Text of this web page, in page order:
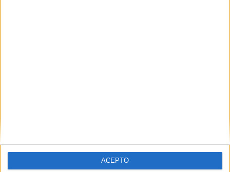
ACEPTO
Y como regalo de agradecimiento, por registrarte te daremos
gratis una copia de nuestro ebook con 100 consejos para tu
primer año de universidad